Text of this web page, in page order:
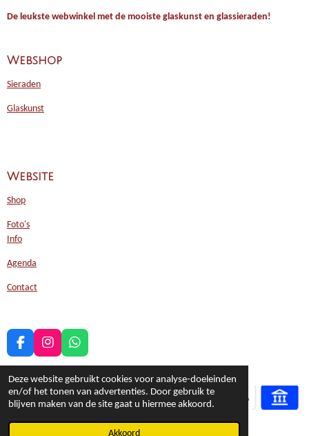
Deze website gebruikt cookies voor analyse-doeleinden
en/of het tonen van advertenties. Door gebruik te
blijven maken van de site gaat u hiermee akkoord.
Akkoord
De leukste webwinkel met de mooiste glaskunst en glassieraden!
Webshop
Sieraden
Glaskunst
Website
Shop
Foto's
Info
Agenda
Contact
F
a
e
b
o
o
I
n
t
a
g
r
W
h
t
s
A
p
© 2017 - 2026 Glasatelier Helder als Glas